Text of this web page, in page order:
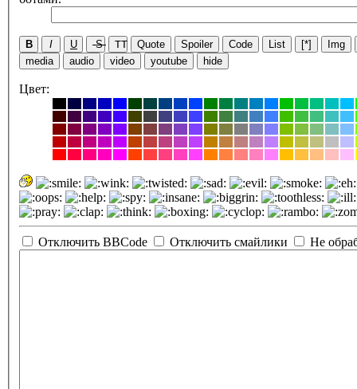
B I U S TT Quote Spoiler Code List [*]
Img
media
audio video youtube hide
Цвет:
Отключить BBCode Отключить смайлики Не